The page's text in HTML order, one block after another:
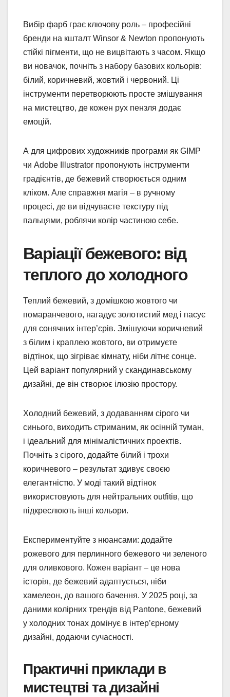
Вибір фарб грає ключову роль – професійні
бренди на кшталт Winsor & Newton пропонують
стійкі пігменти, що не вицвітають з часом. Якщо
ви новачок, почніть з набору базових кольорів:
білий, коричневий, жовтий і червоний. Ці
інструменти перетворюють просте змішування
на мистецтво, де кожен рух пензля додає
емоцій.
А для цифрових художників програми як GIMP
чи Adobe Illustrator пропонують інструменти
градієнтів, де бежевий створюється одним
кліком. Але справжня магія – в ручному
процесі, де ви відчуваєте текстуру під
пальцями, роблячи колір частиною себе.
Варіації бежевого: від
теплого до холодного
Теплий бежевий, з домішкою жовтого чи
помаранчевого, нагадує золотистий мед і пасує
для сонячних інтер’єрів. Змішуючи коричневий
з білим і краплею жовтого, ви отримуєте
відтінок, що зігріває кімнату, ніби літнє сонце.
Цей варіант популярний у скандинавському
дизайні, де він створює ілюзію простору.
Холодний бежевий, з додаванням сірого чи
синього, виходить стриманим, як осінній туман,
і ідеальний для мінімалістичних проектів.
Почніть з сірого, додайте білий і трохи
коричневого – результат здивує своєю
елегантністю. У моді такий відтінок
використовують для нейтральних outfitів, що
підкреслюють інші кольори.
Експериментуйте з нюансами: додайте
рожевого для перлинного бежевого чи зеленого
для оливкового. Кожен варіант – це нова
історія, де бежевий адаптується, ніби
хамелеон, до вашого бачення. У 2025 році, за
даними колірних трендів від Pantone, бежевий
у холодних тонах домінує в інтер’єрному
дизайні, додаючи сучасності.
Практичні приклади в
мистецтві та дизайні